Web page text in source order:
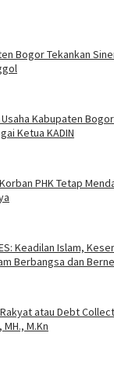
Bogor Tekankan
Kabupaten
Ketua KADIN
PHK Tetap
Keadilan Islam,
Berbangsa dan
atau Debt
M.Kn